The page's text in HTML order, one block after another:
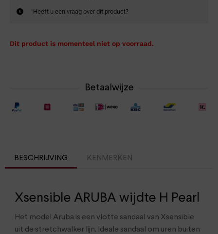
Heeft u een vraag over dit product?
Dit product is momenteel niet op voorraad.
Betaalwijze
BESCHRIJVING KENMERKEN
Xsensible ARUBA wijdte H Pearl
Het model Aruba is een vlotte sandaal van Xsensible
uit de stretchwalker lijn. Ideale sandaal om uren buiten